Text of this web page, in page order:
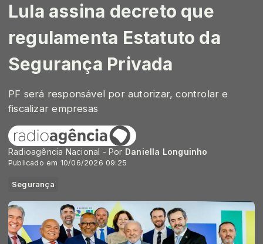
Lula assina decreto que
regulamenta Estatuto da
Segurança Privada
PF será responsável por autorizar, controlar e
fiscalizar empresas
Radioagência Nacional - Por Daniella Longuinho
Publicado em 10/06/2026 09:25
Segurança